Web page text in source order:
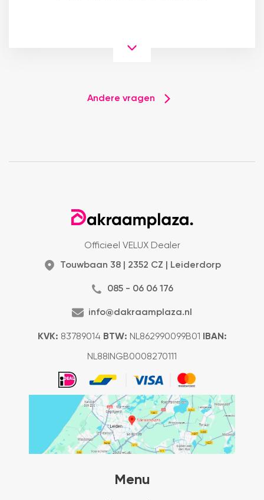
Andere vragen
Officieel VELUX Dealer
Touwbaan 38 | 2352 CZ | Leiderdorp
085 - 06 06 176
info@dakraamplaza.nl
KVK: 83789014 BTW: NL862990099B01 IBAN:
NL88INGB0008270111
Menu